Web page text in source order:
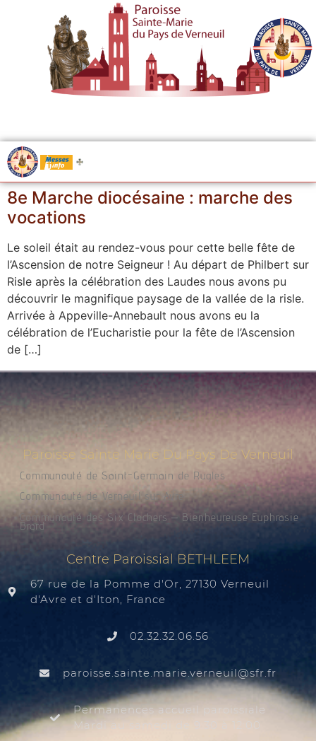
Messes
8e Marche diocésaine : marche des
vocations
Le soleil était au rendez-vous pour cette belle fête de
l’Ascension de notre Seigneur ! Au départ de Philbert sur
Risle après la célébration des Laudes nous avons pu
découvrir le magnifique paysage de la vallée de la risle.
Arrivée à Appeville-Annebault nous avons eu la
célébration de l’Eucharistie pour la fête de l’Ascension
de […]
Paroisse Sainte Marie Du Pays De Verneuil
Communauté de Saint-Germain de Rugles
Communauté de Verneuil sur Avre
Communauté des Six Clochers – Bienheureuse Euphrasie
Brard
Centre Paroissial BETHLEEM
67 rue de la Pomme d'Or, 27130 Verneuil
d'Avre et d'Iton, France
02.32.32.06.56
rf.rfs
@liuenrev.eiram.etnias.essiorap
Permanences accueil paroissiale
Mardi au samedi de 9:30 à 12:00